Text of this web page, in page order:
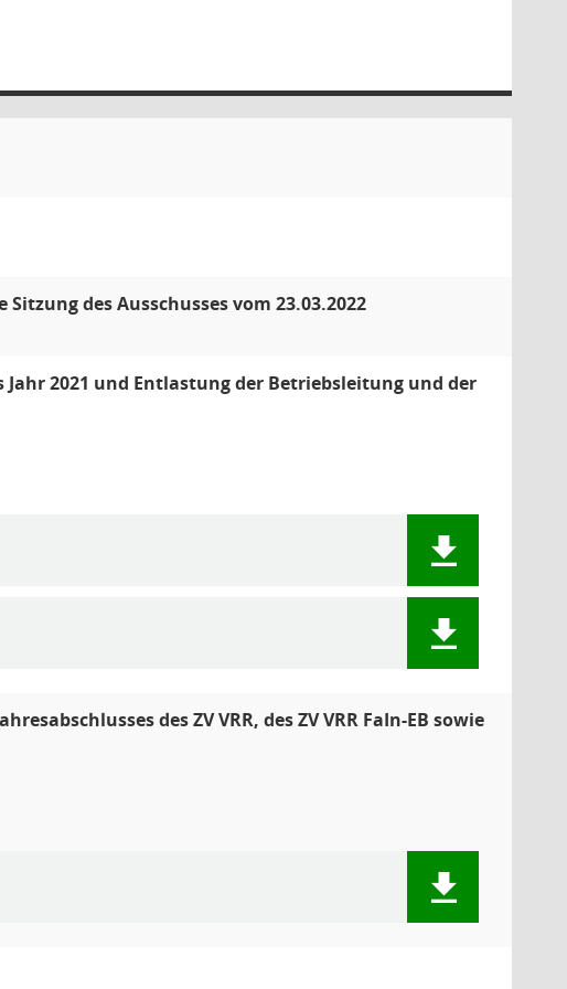
des Ausschusses vom 23.03.2022
Jahr 2021 und Entlastung der Betriebsleitung und der
des ZV VRR, des ZV VRR FaIn-EB sowie